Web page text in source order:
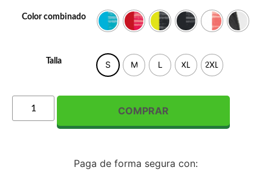
Color combinado
Talla S M L XL 2XL
COMPRAR
Paga de forma segura con: